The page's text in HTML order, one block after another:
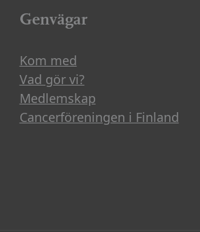
Genvägar
Kom med
Vad gör vi?
Medlemskap
Cancerföreningen i Finland